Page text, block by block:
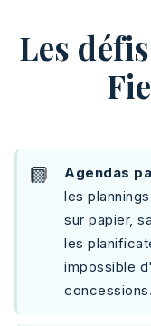
Les
Agendas
les
sur papier,
les
impossible
concessions.